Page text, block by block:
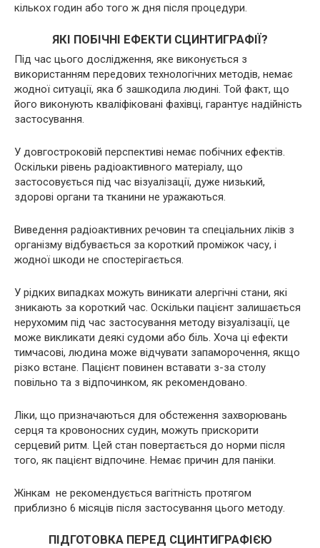
кількох годин або того ж дня після процедури.
ЯКІ ПОБІЧНІ ЕФЕКТИ СЦИНТИГРАФІЇ?
Під час цього дослідження, яке виконується з
використанням передових технологічних методів, немає
жодної ситуації, яка б зашкодила людині. Той факт, що
його виконують кваліфіковані фахівці, гарантує надійність
застосування.
У довгостроковій перспективі немає побічних ефектів.
Оскільки рівень радіоактивного матеріалу, що
застосовується під час візуалізації, дуже низький,
здорові органи та тканини не уражаються.
Виведення радіоактивних речовин та спеціальних ліків з
організму відбувається за короткий проміжок часу, і
жодної шкоди не спостерігається.
У рідких випадках можуть виникати алергічні стани, які
зникають за короткий час. Оскільки пацієнт залишається
нерухомим під час застосування методу візуалізації, це
може викликати деякі судоми або біль. Хоча ці ефекти
тимчасові, людина може відчувати запаморочення, якщо
різко встане. Пацієнт повинен вставати з-за столу
повільно та з відпочинком, як рекомендовано.
Ліки, що призначаються для обстеження захворювань
серця та кровоносних судин, можуть прискорити
серцевий ритм. Цей стан повертається до норми після
того, як пацієнт відпочине. Немає причин для паніки.
Жінкам не рекомендується вагітність протягом
приблизно 6 місяців після застосування цього методу.
ПІДГОТОВКА ПЕРЕД СЦИНТИГРАФІЄЮ